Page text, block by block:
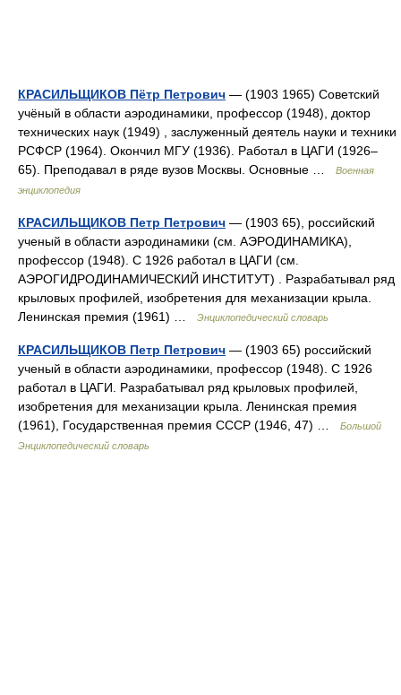
КРАСИЛЬЩИКОВ Пётр Петрович — (1903 1965) Советский
учёный в области аэродинамики, профессор (1948), доктор
технических наук (1949) , заслуженный деятель науки и техники
РСФСР (1964). Окончил МГУ (1936). Работал в ЦАГИ (1926–
65). Преподавал в ряде вузов Москвы. Основные …
Военная
энциклопедия
КРАСИЛЬЩИКОВ Петр Петрович — (1903 65), российский
ученый в области аэродинамики (см. АЭРОДИНАМИКА),
профессор (1948). С 1926 работал в ЦАГИ (см.
АЭРОГИДРОДИНАМИЧЕСКИЙ ИНСТИТУТ) . Разрабатывал ряд
крыловых профилей, изобретения для механизации крыла.
Ленинская премия (1961) …
Энциклопедический словарь
КРАСИЛЬЩИКОВ Петр Петрович — (1903 65) российский
ученый в области аэродинамики, профессор (1948). С 1926
работал в ЦАГИ. Разрабатывал ряд крыловых профилей,
изобретения для механизации крыла. Ленинская премия
(1961), Государственная премия СССР (1946, 47) …
Большой
Энциклопедический словарь